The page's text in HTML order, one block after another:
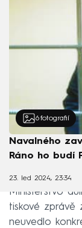
6 fotografií
Navalného
Ráno ho budí
23. led 2024, 23:34
Ministerstvo
tiskové zprávě
neuvedlo